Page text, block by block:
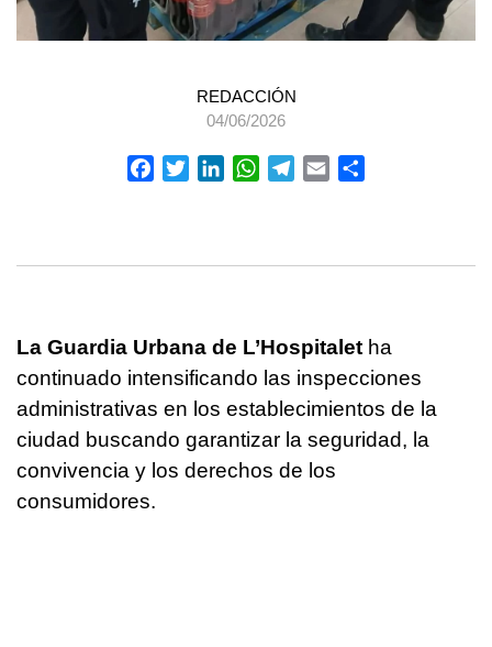
REDACCIÓN
04/06/2026
FacebookTwitterLinkedInWhatsApp
Telegram
Email
La Guardia Urbana de L’Hospitalet ha
continuado intensificando las inspecciones
administrativas en los establecimientos de la
ciudad buscando garantizar la seguridad, la
convivencia y los derechos de los
consumidores.